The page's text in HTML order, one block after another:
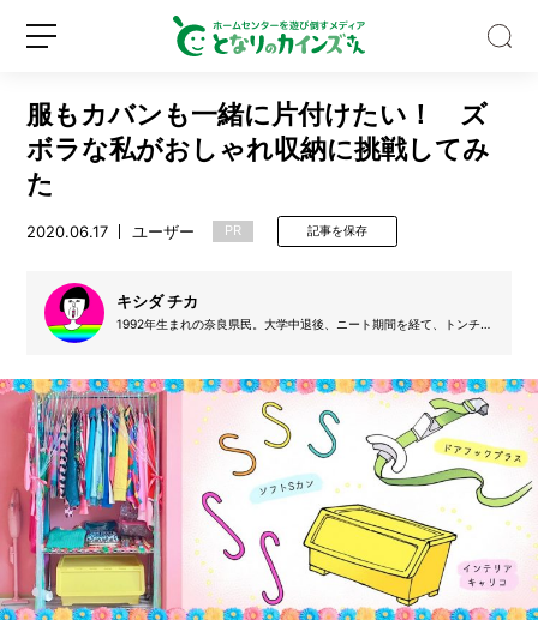
夏
そ
う
め
ん
型
ヘ
ア
コ
ム
を
イ
服もカバンも一緒に片付けたい！ ズ
ボラな私がおしゃれ収納に挑戦してみ
た
2020.06.17 ユーザー PR 記事を保存
キシダ チカ
1992年生まれの奈良県民。大学中退後、ニート期間を経て、トンチキ